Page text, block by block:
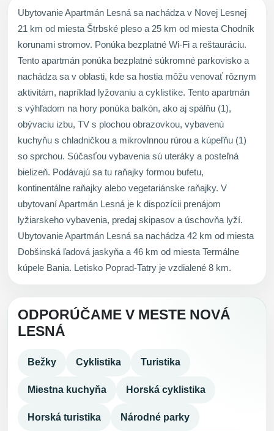
Ubytovanie Apartmán Lesná sa nachádza v Novej Lesnej
21 km od miesta Štrbské pleso a 25 km od miesta Chodník
korunami stromov. Ponúka bezplatné Wi-Fi a reštauráciu.
Tento apartmán ponúka bezplatné súkromné parkovisko a
nachádza sa v oblasti, kde sa hostia môžu venovať rôznym
aktivitám, napríklad lyžovaniu a cyklistike. Tento apartmán
s výhľadom na hory ponúka balkón, ako aj spálňu (1),
obývaciu izbu, TV s plochou obrazovkou, vybavenú
kuchyňu s chladničkou a mikrovlnnou rúrou a kúpeľňu (1)
so sprchou. Súčasťou vybavenia sú uteráky a posteľná
bielizeň. Podávajú sa tu raňajky formou bufetu,
kontinentálne raňajky alebo vegetariánske raňajky. V
ubytovaní Apartmán Lesná je k dispozícii prenájom
lyžiarskeho vybavenia, predaj skipasov a úschovňa lyží.
Ubytovanie Apartmán Lesná sa nachádza 42 km od miesta
Dobšinská ľadová jaskyňa a 46 km od miesta Termálne
kúpele Bania. Letisko Poprad-Tatry je vzdialené 8 km.
ODPORÚČAME V MESTE NOVÁ
LESNÁ
Bežky Cyklistika Turistika
Miestna kuchyňa Horská cyklistika
Horská turistika Národné parky